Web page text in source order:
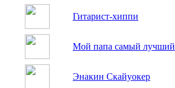
Гитарист-хиппи
Мой папа самый лучший
Энакин Скайуокер